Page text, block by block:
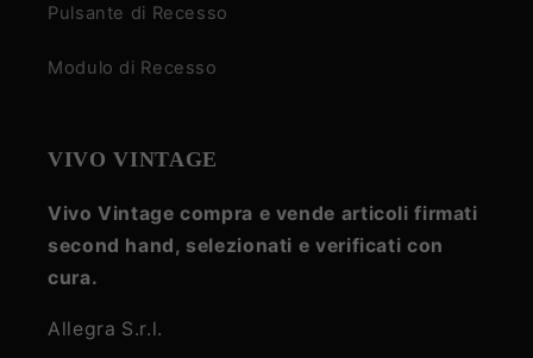
Pulsante di Recesso
Modulo di Recesso
VIVO VINTAGE
Vivo Vintage compra e vende articoli firmati
second hand, selezionati e verificati con
cura.
Allegra S.r.l.